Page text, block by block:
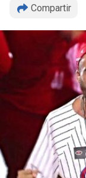
Compartir
Copiar